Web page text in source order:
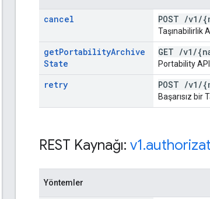
cancel POST /v1 /
Taşınabilirlik
getPortabilityArchive
State
GET /v1 /
Portability
retry POST /v1 /
Başarısız bir
REST Kaynağı: v1.
Yöntemler